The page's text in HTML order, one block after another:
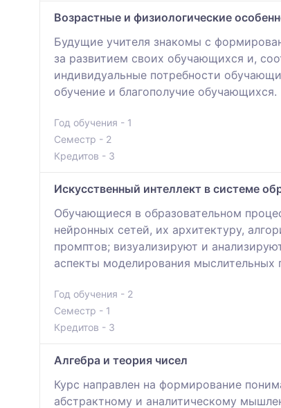
Возрастные и физиологические
Будущие учителя знакомы с
за развитием своих обучающихся и,
индивидуальные потребности
обучение и благополучие обучающихся.
Год обучения - 1
Семестр - 2
Кредитов - 3
Искусственный интеллект в системе
Обучающиеся в образовательном
нейронных сетей, их архитектуру,
промптов; визуализируют и
аспекты моделирования мыслительных
Год обучения - 2
Семестр - 1
Кредитов - 3
Алгебра и теория чисел
Курс направлен на формирование
абстрактному и аналитическому